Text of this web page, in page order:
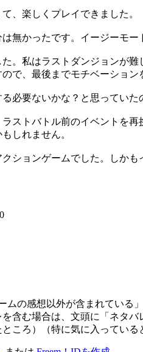
、楽しくプレイできました。
無かったです。イージーモ
。私はラストダンジョンが
で、最後までモチベーション
必要ないかな？と思ってい
ストバトル前のイベントを
しれません。
ションゲームでした。しか
ムの感想以外が含まれている
含む場合は、文頭に「ネタバ
ころ）（特に気に入ってい